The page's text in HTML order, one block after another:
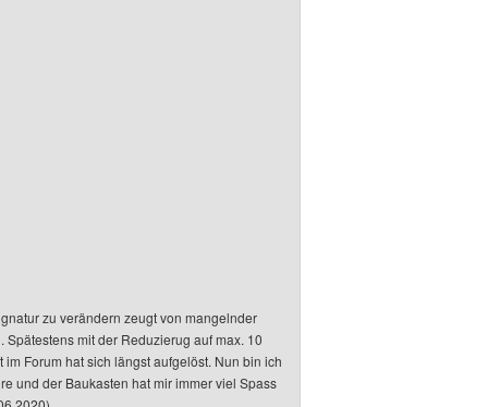
zu verändern zeugt von mangelnder
mit der Reduzierug auf max. 10
Forum hat sich längst aufgelöst. Nun bin ich
und der Baukasten hat mir immer viel Spass